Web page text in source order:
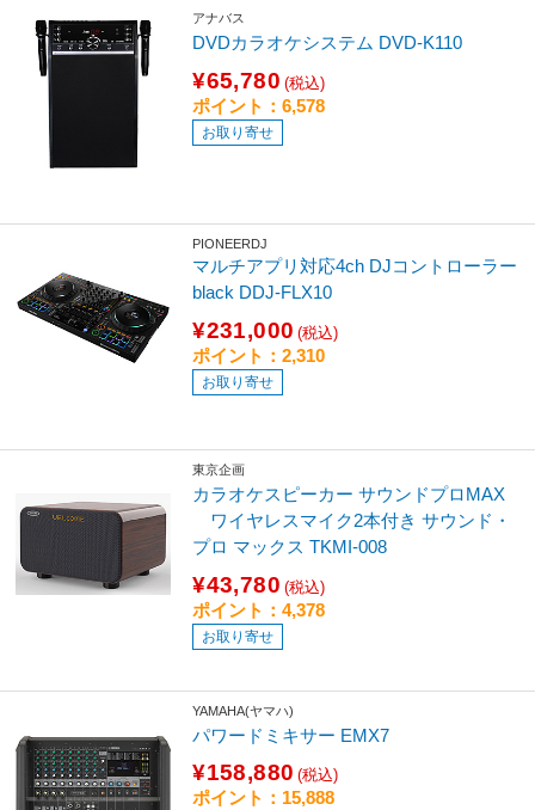
アナバス
DVDカラオケシステム DVD-K110
¥65,780 (税込)
ポイント：6,578
お取り寄せ
PIONEERDJ
マルチアプリ対応4ch DJコントローラー
black DDJ-FLX10
¥231,000 (税込)
ポイント：2,310
お取り寄せ
東京企画
カラオケスピーカー サウンドプロMAX
ワイヤレスマイク2本付き サウンド・
プロ マックス TKMI-008
¥43,780 (税込)
ポイント：4,378
お取り寄せ
YAMAHA(ヤマハ)
パワードミキサー EMX7
¥158,880 (税込)
ポイント：15,888